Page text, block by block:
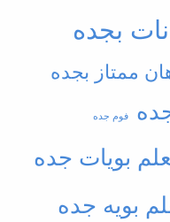
بجده
ممتاز بجده
فوم جده
بويات جده
بويه جده